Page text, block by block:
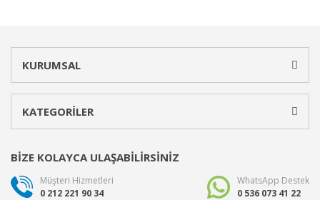
KURUMSAL
KATEGORİLER
BİZE KOLAYCA ULAŞABİLİRSİNİZ
Müşteri Hizmetleri
0 212 221 90 34
WhatsApp Destek
0 536 073 41 22